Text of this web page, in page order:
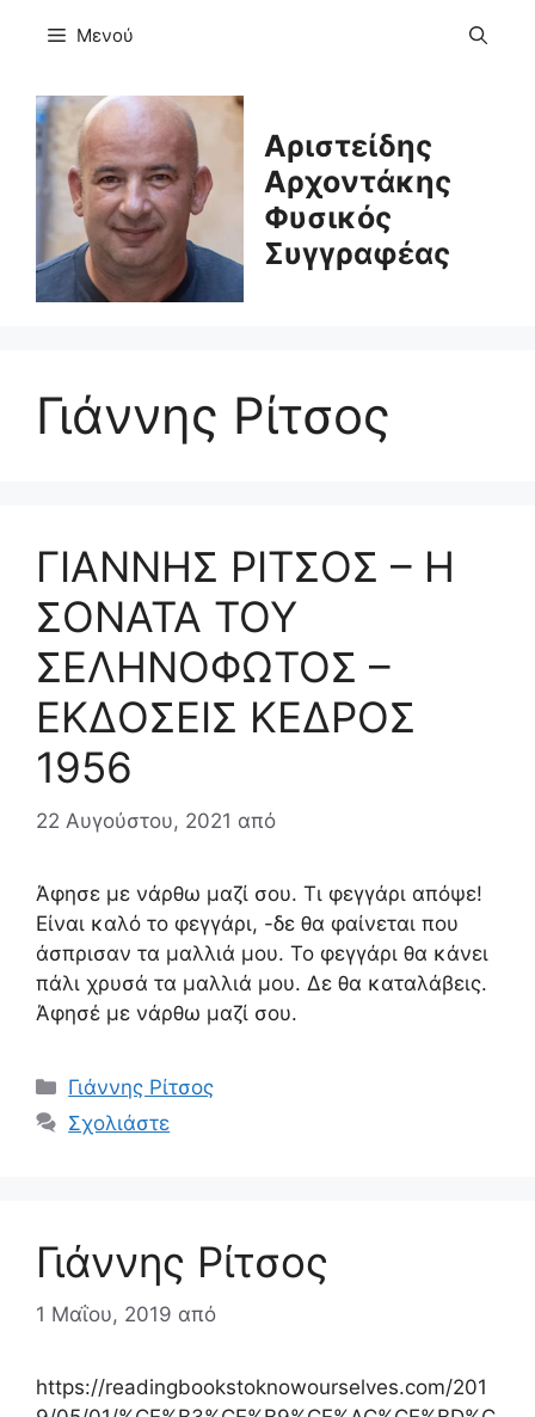
Μενού
Αριστείδης
Αρχοντάκης
Φυσικός
Συγγραφέας
Γιάννης Ρίτσος
ΓΙΑΝΝΗΣ ΡΙΤΣΟΣ – Η
ΣΟΝΑΤΑ ΤΟΥ
ΣΕΛΗΝΟΦΩΤΟΣ –
ΕΚΔΟΣΕΙΣ ΚΕΔΡΟΣ
1956
22 Αυγούστου, 2021 από
Άφησε με νάρθω μαζί σου. Τι φεγγάρι απόψε!
Είναι καλό το φεγγάρι, -δε θα φαίνεται που
άσπρισαν τα μαλλιά μου. Το φεγγάρι θα κάνει
πάλι χρυσά τα μαλλιά μου. Δε θα καταλάβεις.
Άφησέ με νάρθω μαζί σου.
Κατηγορίες
Γιάννης Ρίτσος
Σχολιάστε
Γιάννης Ρίτσος
1 Μαΐου, 2019 από
https://readingbookstoknowourselves.com/201